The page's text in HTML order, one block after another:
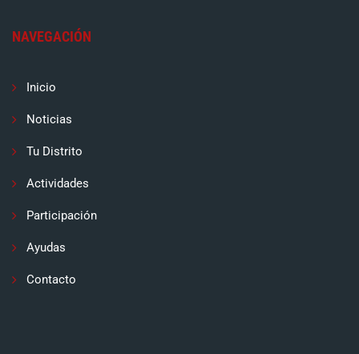
NAVEGACIÓN
Inicio
Noticias
Tu Distrito
Actividades
Participación
Ayudas
Contacto